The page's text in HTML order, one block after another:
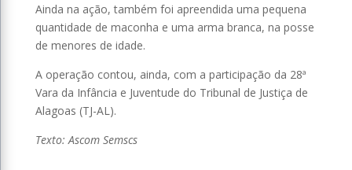
Ainda na ação, também foi apreendida uma pequena
quantidade de maconha e uma arma branca, na posse
de menores de idade.
A operação contou, ainda, com a participação da 28ª
Vara da Infância e Juventude do Tribunal de Justiça de
Alagoas (TJ-AL).
Texto: Ascom Semscs